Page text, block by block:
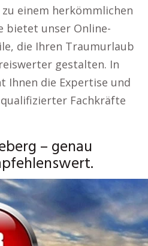
einem herkömmlichen
bietet unser Online-
die Ihren Traumurlaub
gestalten. In
Ihnen die Expertise und
Fachkräfte
– genau